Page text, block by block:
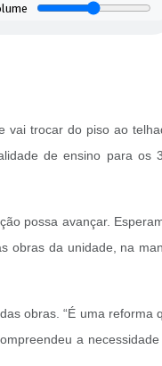
vai trocar do piso ao
de ensino para os
possa avançar.
obras da unidade, na
obras. “É uma reforma
a necessidade